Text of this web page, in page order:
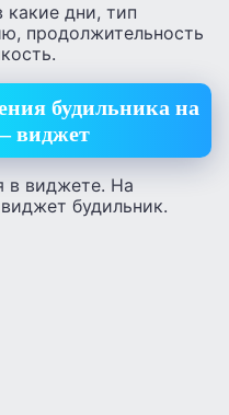
дни, тип
продолжительность
будильника на
виджет
в виджете. На
будильник.